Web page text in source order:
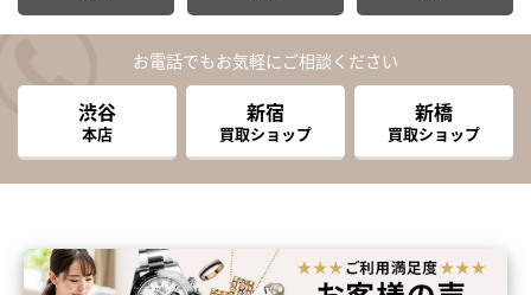
お電話でもお気軽にご相談ください
渋谷
本店
新宿
買取ショップ
新橋
買取ショップ